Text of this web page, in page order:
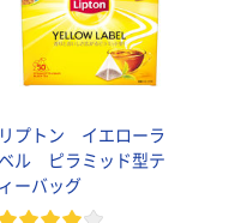
リプトン イエローラ
ベル ピラミッド型テ
ィーバッグ